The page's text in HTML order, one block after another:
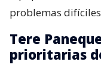
problemas
Tere
prioritarias